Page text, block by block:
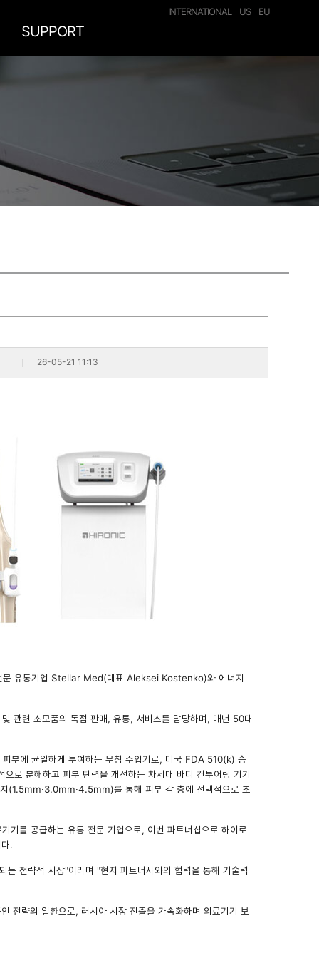
INTERNATIONAL US EU
SUPPORT
26-05-21 11:13
문 유통기업 Stellar Med(대표 Aleksei Kostenko)와 에너지
련 소모품의 독점 판매, 유통, 서비스를 담당하며, 매년 50대
부에 균일하게 투여하는 무침 주입기로, 미국 FDA 510(k) 승
로 분해하고 피부 탄력을 개선하는 차세대 바디 컨투어링 기기
(1.5mm·3.0mm·4.5mm)를 통해 피부 각 층에 선택적으로 초
를 공급하는 유통 전문 기업으로, 이번 파트너십으로 하이로
.
는 전략적 시장"이라며 "현지 파트너사와의 협력을 통해 기술력
전략의 일환으로, 러시아 시장 진출을 가속화하며 의료기기 보